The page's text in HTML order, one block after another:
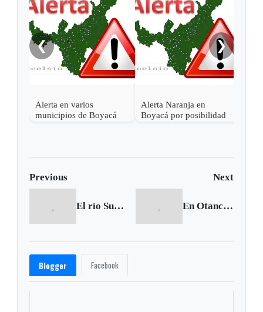
❮
Alerta en varios
municipios de Boyacá
Alerta Naranja en
Boyacá por posibilidad
❯
Previous Next
El río Suárez sigue cambiando de cara En Otanche localizan cultivo y laboratorio del narcotráfico
Blogger Facebook